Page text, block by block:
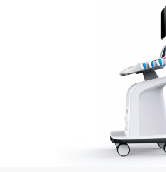
节都要做好。好的医疗产品外观设
感，利于治病。相反，不恰当的设
情紧张。因此，做好医疗产品外观